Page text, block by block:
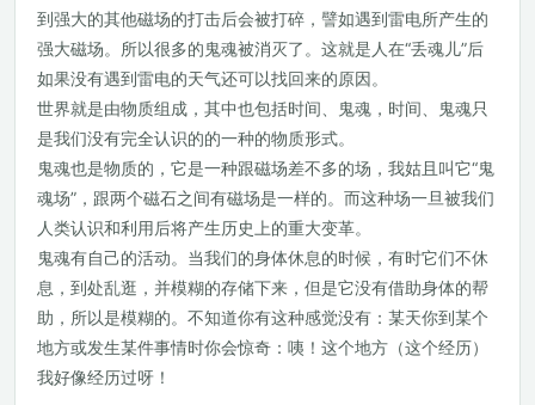
到强大的其他磁场的打击后会被打碎，譬如遇到雷电所产生的
强大磁场。所以很多的鬼魂被消灭了。这就是人在“丢魂儿”后
如果没有遇到雷电的天气还可以找回来的原因。
世界就是由物质组成，其中也包括时间、鬼魂，时间、鬼魂只
是我们没有完全认识的的一种的物质形式。
鬼魂也是物质的，它是一种跟磁场差不多的场，我姑且叫它“鬼
魂场”，跟两个磁石之间有磁场是一样的。而这种场一旦被我们
人类认识和利用后将产生历史上的重大变革。
鬼魂有自己的活动。当我们的身体休息的时候，有时它们不休
息，到处乱逛，并模糊的存储下来，但是它没有借助身体的帮
助，所以是模糊的。不知道你有这种感觉没有：某天你到某个
地方或发生某件事情时你会惊奇：咦！这个地方（这个经历）
我好像经历过呀！